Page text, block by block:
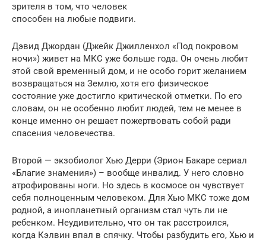
зрителя в том, что человек
способен на любые подвиги.
Дэвид Джордан (Джейк Джилленхол «Под покровом
ночи») живет на МКС уже больше года. Он очень любит
этой свой временный дом, и не особо горит желанием
возвращаться на Землю, хотя его физическое
состояние уже достигло критической отметки. По его
словам, он не особенно любит людей, тем не менее в
конце именно он решает пожертвовать собой ради
спасения человечества.
Второй — экзобиолог Хью Дерри (Эрион Бакаре сериал
«Благие знамения») – вообще инвалид. У него словно
атрофированы ноги. Но здесь в космосе он чувствует
себя полноценным человеком. Для Хью МКС тоже дом
родной, а инопланетный организм стал чуть ли не
ребенком. Неудивительно, что он так расстроился,
когда Кэлвин впал в спячку. Чтобы разбудить его, Хью и